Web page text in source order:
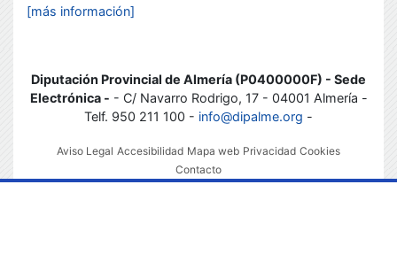
[más información]
Diputación Provincial de Almería (P0400000F) - Sede
Electrónica - - C/ Navarro Rodrigo, 17 - 04001 Almería -
Telf. 950 211 100 - info@dipalme.org -
Aviso Legal Accesibilidad Mapa web Privacidad Cookies
Contacto